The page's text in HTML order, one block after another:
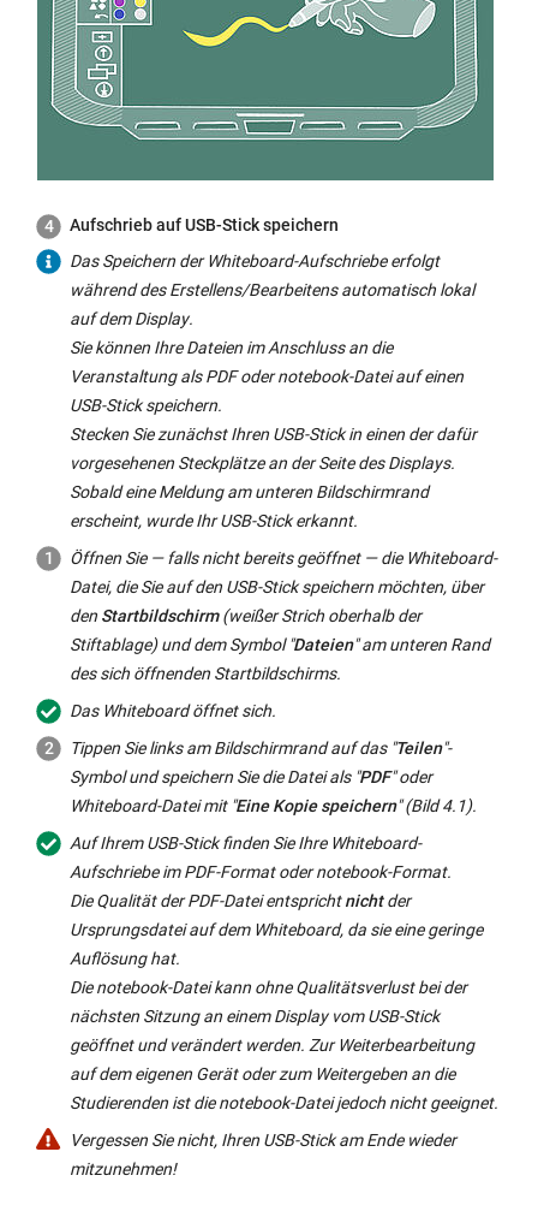
Aufschrieb auf USB-Stick speichern
Das Speichern derWhiteboard-Aufschriebe erfolgt
während des Erstellens/Bearbeitens automatisch lokal
auf demDisplay.
Sie können Ihre Dateien im Anschluss an die
Veranstaltung als PDF oder notebook-Datei auf einen
USB-Stick speichern.
Stecken Sie zunächst Ihren USB-Stick in einen der dafür
vorgesehenen Steckplätze an der Seite desDisplays.
Sobald eine Meldung am unteren Bildschirmrand
erscheint, wurde Ihr USB-Stick erkannt.
Öffnen Sie — falls nicht bereits geöffnet — die Whiteboard-
Datei, die Sie auf den USB-Stick speichern möchten, über
den Startbildschirm(weißer Strich oberhalb der
Stiftablage) und dem Symbol "Dateien" am unteren Rand
des sich öffnenden Startbildschirms.
Das Whiteboardöffnet sich.
Tippen Sie links am Bildschirmrand auf das "Teilen"-
Symbol und speichern Sie die Datei als "PDF" oder
Whiteboard-Datei mit "Eine Kopie speichern" (Bild 4.1).
Auf Ihrem USB-Stick finden Sie Ihre Whiteboard-
Aufschriebe im PDF-Format oder notebook-Format.
Die Qualität der PDF-Datei entsprichtnichtder
Ursprungsdatei auf dem Whiteboard, da sie eine geringe
Auflösung hat.
Die notebook-Datei kann ohne Qualitätsverlust bei der
nächsten Sitzung an einem Display vom USB-Stick
geöffnet und verändert werden. Zur Weiterbearbeitung
auf dem eigenen Gerät oder zum Weitergeben an die
Studierenden ist die notebook-Datei jedoch nicht geeignet.
Vergessen Sie nicht, Ihren USB-Stick am Ende wieder
mitzunehmen!